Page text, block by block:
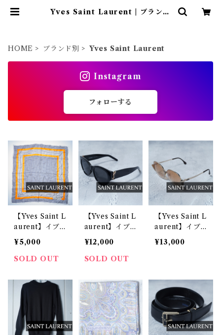
Yves Saint Laurent | ブランド
HOME ブランド別 Yves Saint Laurent
Instagram
フォローする
【Yves Saint L
aurent】イブ
サンローラン v
intage シルク
スカーフ
¥5,000
SOLD OUT
【Yves Saint L
aurent】イブ
サンローラン
テンプルYSLロ
ゴサングラス b
¥12,000
SOLD OUT
【Yves Saint L
aurent】イブ
サンローラン Y
SLテンプルロ
¥13,000